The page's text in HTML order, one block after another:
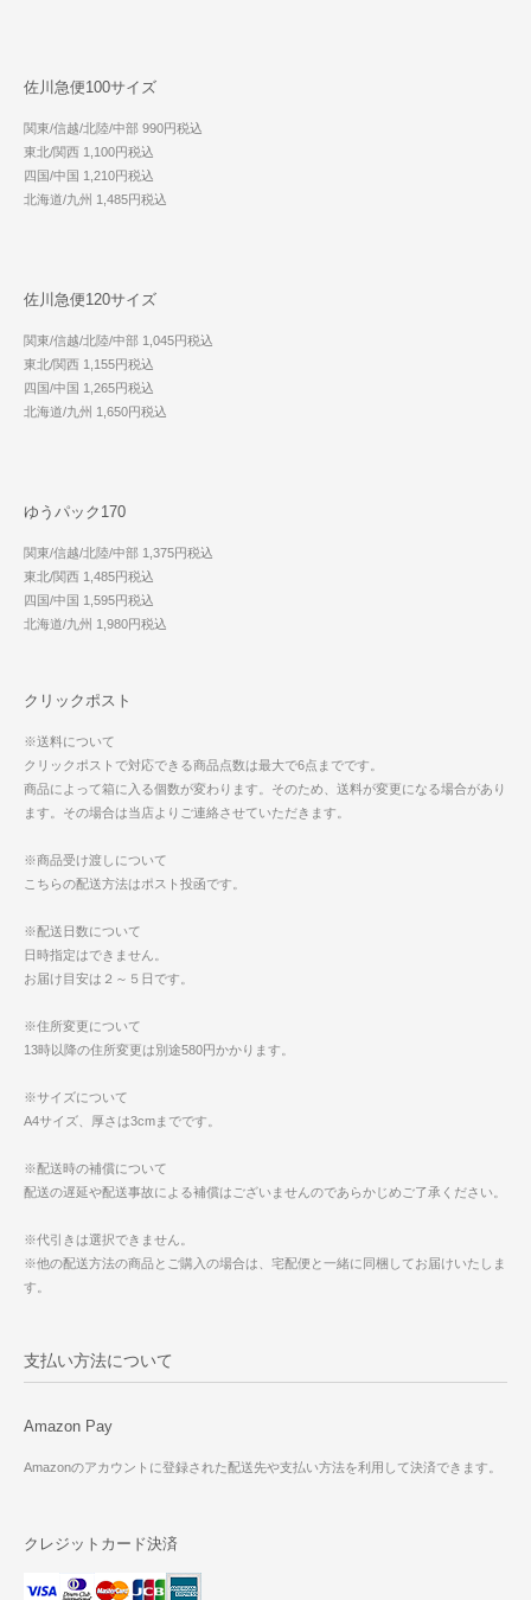
佐川急便100サイズ
関東/信越/北陸/中部 990円税込
東北/関西 1,100円税込
四国/中国 1,210円税込
北海道/九州 1,485円税込
佐川急便120サイズ
関東/信越/北陸/中部 1,045円税込
東北/関西 1,155円税込
四国/中国 1,265円税込
北海道/九州 1,650円税込
ゆうパック170
関東/信越/北陸/中部 1,375円税込
東北/関西 1,485円税込
四国/中国 1,595円税込
北海道/九州 1,980円税込
クリックポスト
※送料について
クリックポストで対応できる商品点数は最大で6点までです。
商品によって箱に入る個数が変わります。そのため、送料が変更になる場合があり
ます。その場合は当店よりご連絡させていただきます。
※商品受け渡しについて
こちらの配送方法はポスト投函です。
※配送日数について
日時指定はできません。
お届け目安は２～５日です。
※住所変更について
13時以降の住所変更は別途580円かかります。
※サイズについて
A4サイズ、厚さは3cmまでです。
※配送時の補償について
配送の遅延や配送事故による補償はございませんのであらかじめご了承ください。
※代引きは選択できません。
※他の配送方法の商品とご購入の場合は、宅配便と一緒に同梱してお届けいたしま
す。
支払い方法について
Amazon Pay
Amazonのアカウントに登録された配送先や支払い方法を利用して決済できます。
クレジットカード決済